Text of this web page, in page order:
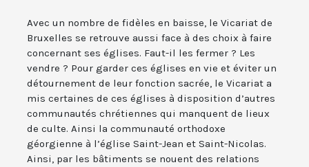
Avec un nombre de fidèles en baisse, le Vicariat de
Bruxelles se retrouve aussi face à des choix à faire
concernant ses églises. Faut-il les fermer ? Les
vendre ? Pour garder ces églises en vie et éviter un
détournement de leur fonction sacrée, le Vicariat a
mis certaines de ces églises à disposition d’autres
communautés chrétiennes qui manquent de lieux
de culte. Ainsi la communauté orthodoxe
géorgienne à l’église Saint-Jean et Saint-Nicolas.
Ainsi, par les bâtiments se nouent des relations